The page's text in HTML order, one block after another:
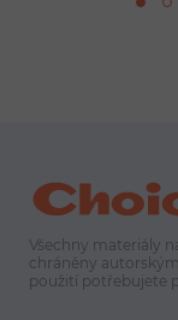
Všechny materiály
chráněny
použití potřebujete